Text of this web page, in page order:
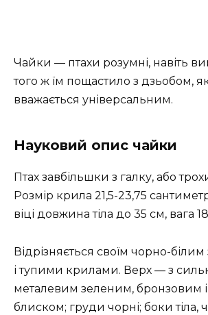
Чайки — птахи розумні, навіть
того ж їм по­щастило з дзьобом,
вважається універсальним.
Науковий опис чайки
Птах завбільшки з галку, або
Розмір крила 21,5-23,75
віці довжина тіла до 35 см, вага
Відрізняється своїм чорно-
і тупими крилами. Верх — з
металевим зеленим, бронзовим
блиском; груди чорні; боки тіла,